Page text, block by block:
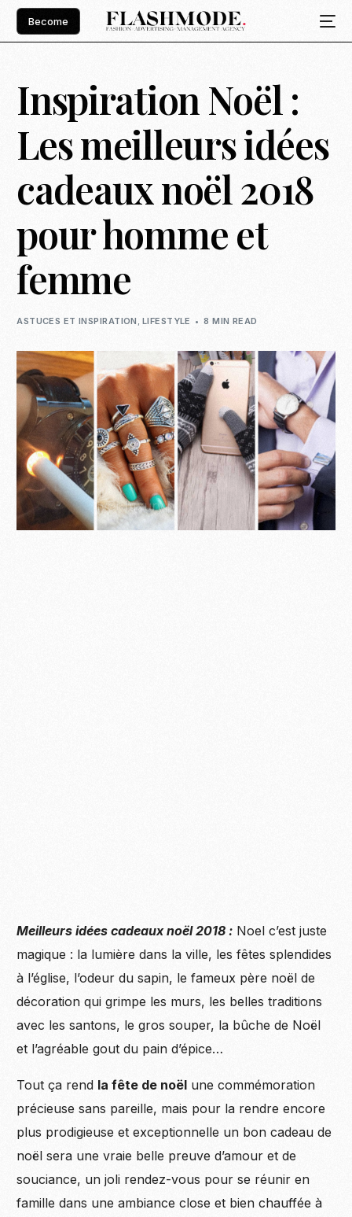
Become
Inspiration Noël :
Les meilleurs idées
cadeaux noël 2018
pour homme et
femme
ASTUCES ET INSPIRATION , LIFESTYLE 8 MIN READ
Meilleurs idées cadeaux noël 2018 : Noel c’est juste
magique : la lumière dans la ville, les fêtes splendides
à l’église, l’odeur du sapin, le fameux père noël de
décoration qui grimpe les murs, les belles traditions
avec les santons, le gros souper, la bûche de Noël
et l’agréable gout du pain d’épice…
Tout ça rend la fête de noël une commémoration
précieuse sans pareille, mais pour la rendre encore
plus prodigieuse et exceptionnelle un bon cadeau de
noël sera une vraie belle preuve d’amour et de
souciance, un joli rendez-vous pour se réunir en
famille dans une ambiance close et bien chauffée à